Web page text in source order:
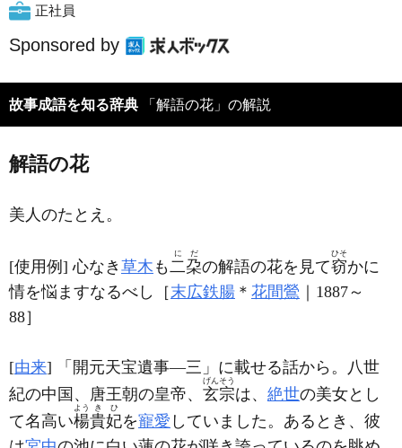
正社員
Sponsored by
故事成語を知る辞典 「解語の花」の解説
解語の花
美人のたとえ。
[使用例] 心なき 草木 も二
に
朶
だ
の解語の花を見て窃
ひそ
かに
情を悩ますなるべし［末広鉄腸 ＊ 花間鶯 ｜1887～
88］
[由来] 「 開元天宝遺事―三」に載せる話から。八世
紀の中国、唐王朝の皇帝、 玄
げん
宗
そう
は、 絶世の美女とし
て名高い楊
よう
貴
き
妃
ひ
を寵愛 していました。あるとき、彼